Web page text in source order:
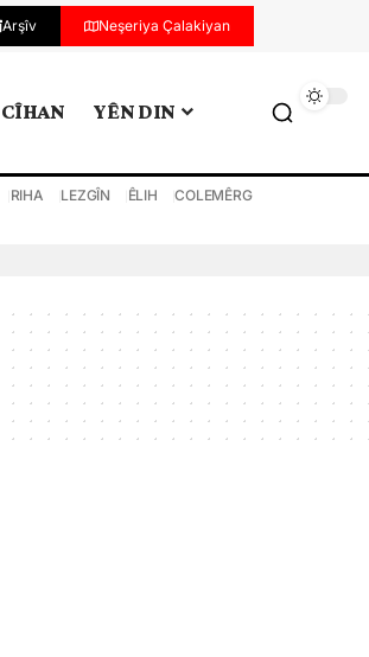
Arşîv Neşeriya Çalakiyan
CÎHAN YÊN DIN
RIHA LEZGÎN ÊLIH COLEMÊRG